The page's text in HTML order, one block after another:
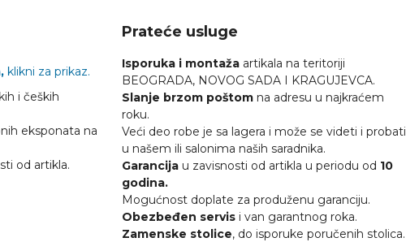
klikni za prikaz.
i čeških
eksponata na
od artikla.
Prateće usluge
Isporuka i montažaartikala na teritoriji
BEOGRADA, NOVOG SADA I KRAGUJEVCA.
Slanje brzom poštomna adresu u najkraćem
roku.
Veći deo robe je sa lagera i može se videti i probati
u našem ili salonima naših saradnika.
Garancijau zavisnosti od artikla u periodu od 10
godina.
Mogućnost doplate za produženu garanciju.
Obezbeđen servisi van garantnog roka.
Zamenske stolice, do isporuke poručenih stolica.